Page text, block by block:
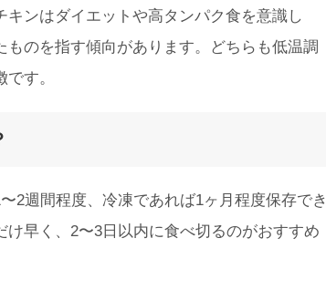
ンはダイエットや高タンパク食を意識し
のを指す傾向があります。どちらも低温調
す。
2週間程度、冷凍であれば1ヶ月程度保存でき
早く、2〜3日以内に食べ切るのがおすすめ